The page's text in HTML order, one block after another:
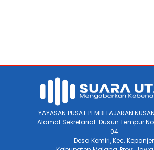
YAYASAN PUSAT PEMBELAJARAN
Alamat Sekretariat :Dusun Tempur No.
04.
Desa Kemiri, Kec.